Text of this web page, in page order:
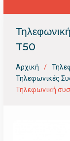
T50
Αρχική
Τηλεφωνικές
Τηλεφωνική